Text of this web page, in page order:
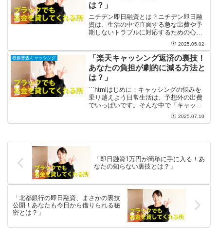
は？」
ニチデン即日融資とは？ニチデン即日融
資は、生活の中で直面する急な出費や予
期しないトラブルに対応するための心強
いサービスです。予測できないお金の必
要性、たとえば急な医療費や冠婚葬祭、
さらには生活費のピンチなど、皆さんも
経験したことがあるのでは...
2025.05.02
独自審査キャッシング
「楽天キャッシング返済の裏技！
あなたの負担が劇的に減る方法と
は？」
```htmlはじめに：キャッシングの悩みを
乗り越えよう日常生活は、予想外の出費
でいっぱいです。そんな中で「キャッシ
ング」という便利な手段があるものの、
返済の負担がストレスになってしまうこ
2025.07.10
「即日融資1万円が簡単に手に入る！あ
なたの知らない裏技とは？」
「北都銀行の即日融資、まさかの裏技
公開！あなたも今日から借りられる秘
密とは？」